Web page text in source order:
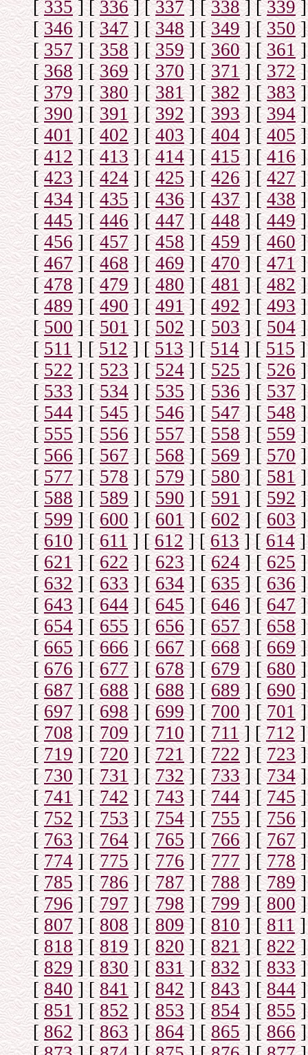
[335] [336] [337] [338] [339]
[346] [347] [348] [349] [350]
[357] [358] [359] [360] [361]
[368] [369] [370] [371] [372]
[379] [380] [381] [382] [ 383]
[390] [391] [392] [393] [394]
[401] [402] [403] [404] [405]
[412] [413] [414] [415] [416]
[423] [424] [425] [426] [427]
[434] [435] [436] [437] [438]
[445] [446] [447] [448] [449]
[456] [457] [458] [459] [460]
[467] [468] [469] [470] [471]
[478] [479] [480] [481] [482]
[489] [490] [491] [492] [493]
[500] [501] [502] [503] [504]
[511] [512] [513] [514] [515]
[522] [523] [524] [525] [526]
[533] [534] [535] [536] [537]
[544] [545] [546] [547] [548]
[555] [556] [557] [558] [559]
[566] [567] [568] [569] [570]
[577] [578] [579] [580] [581]
[588] [589] [590] [591] [592]
[599] [600] [601] [602] [603]
[610] [611] [612] [613] [614]
[ 621] [622] [623] [624] [625]
[632] [633] [634] [635] [636]
[643] [644] [645] [646] [ 647]
[654] [655] [656] [657] [658]
[665] [666] [667] [668] [669]
[676] [677] [678] [679] [680]
[687] [688] [688] [689] [690]
[697] [698] [699] [700] [ 701]
[708] [709] [710] [711] [712]
[719] [720] [721] [722] [723]
[730] [731] [732] [733] [734]
[741] [742] [743] [744] [745]
[752] [753] [754] [755] [756]
[763] [764] [ 765] [766] [767]
[774] [775] [776] [777] [778]
[785] [786] [787] [788] [789]
[796] [797] [798] [799] [800]
[807] [808] [809] [810] [811]
[818] [819] [820] [821] [822]
[829] [830] [831] [832] [833]
[840] [841] [842] [843] [844]
[851] [852] [853] [854] [855]
[862] [863] [864] [865] [866]